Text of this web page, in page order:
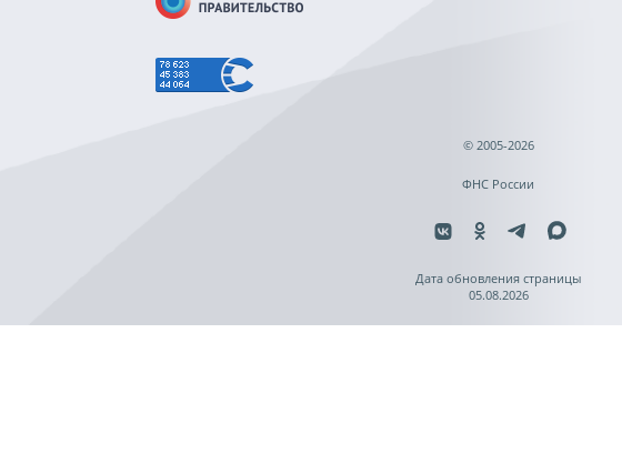
© 2005-2026
ФНС России
Дата обновления страницы
05.08.2026